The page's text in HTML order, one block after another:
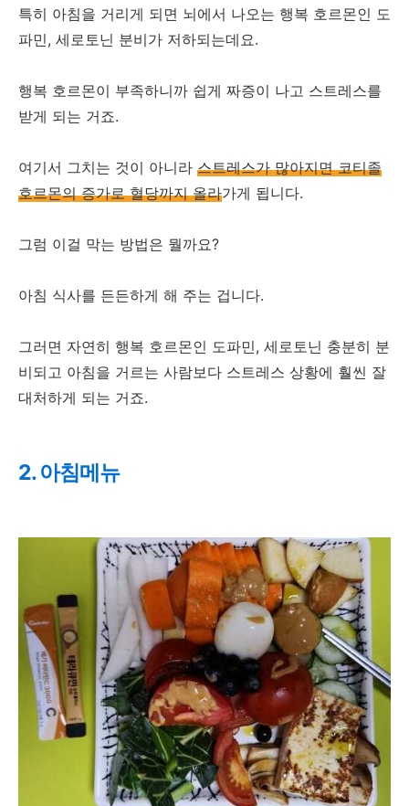
특히 아침을 거리게 되면 뇌에서 나오는 행복 호르몬인 도
파민, 세로토닌 분비가 저하되는데요.
행복 호르몬이 부족하니까 쉽게 짜증이 나고 스트레스를
받게 되는 거죠.
여기서 그치는 것이 아니라 스트레스가 많아지면 코티졸
호르몬의 증가로 혈당까지 올라가게 됩니다.
그럼 이걸 막는 방법은 뭘까요?
아침 식사를 든든하게 해 주는 겁니다.
그러면 자연히 행복 호르몬인 도파민, 세로토닌 충분히 분
비되고 아침을 거르는 사람보다 스트레스 상황에 훨씬 잘
대처하게 되는 거죠.
2. 아침메뉴